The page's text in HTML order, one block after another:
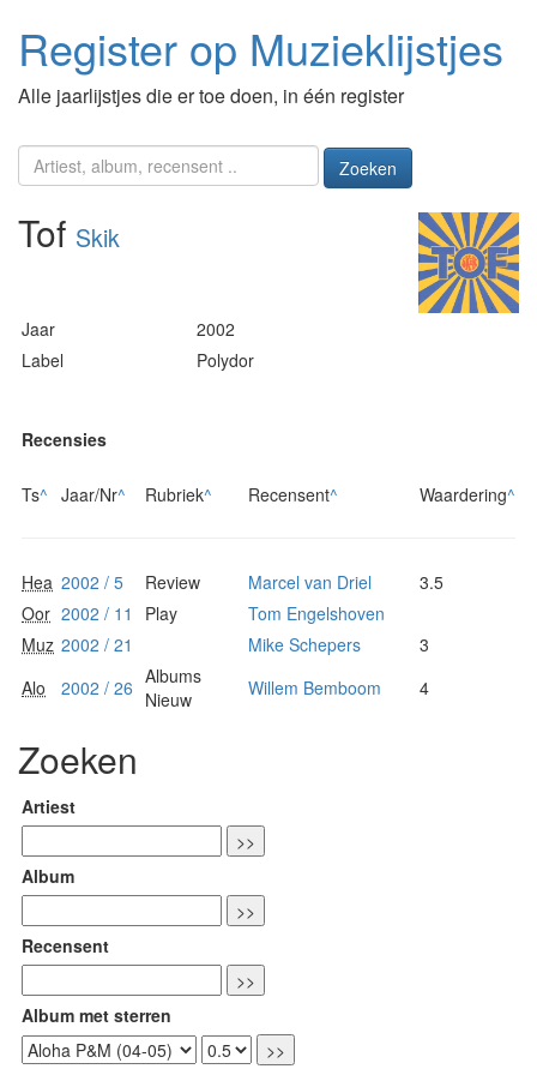
Register op Muzieklijstjes
Alle jaarlijstjes die er toe doen, in één register
Zoeken
Tof Skik
Jaar
2002
Label
Polydor
Recensies
Ts^ Jaar/Nr^ Rubriek^ Recensent^ Waardering^
Hea 2002 / 5 Review Marcel van Driel
3.5
Oor 2002 / 11 Play
Tom Engelshoven
Muz 2002 / 21 Mike Schepers
3
Alo
2002 / 26 Albums
Nieuw
Willem Bemboom 4
Zoeken
Artiest
Album
Recensent
Album met sterren